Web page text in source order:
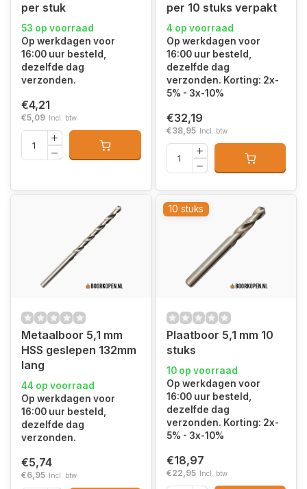
per stuk
53 op voorraad
Op werkdagen voor
16:00 uur besteld,
dezelfde dag
verzonden.
€4,21
€5,09 Incl. btw
per 10 stuks verpakt
4 op voorraad
Op werkdagen voor
16:00 uur besteld,
dezelfde dag
verzonden. Korting: 2x-
5% - 3x-10%
€32,19
€38,95 Incl. btw
Metaalboor 5,1 mm
HSS geslepen 132mm
lang
44 op voorraad
Op werkdagen voor
16:00 uur besteld,
dezelfde dag
verzonden.
€5,74
€6,95 Incl. btw
10 stuks
Plaatboor 5,1 mm 10
stuks
10 op voorraad
Op werkdagen voor
16:00 uur besteld,
dezelfde dag
verzonden. Korting: 2x-
5% - 3x-10%
€18,97
€22,95 Incl. btw